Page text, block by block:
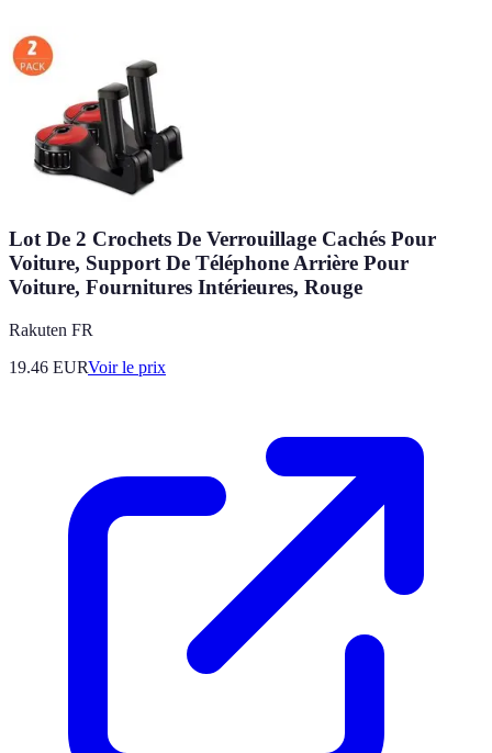
Lot De 2 Crochets De Verrouillage Cachés Pour
Voiture, Support De Téléphone Arrière Pour
Voiture, Fournitures Intérieures, Rouge
Rakuten FR
19.46 EURVoir le prix